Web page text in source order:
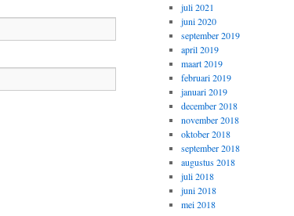
juli 2021
juni 2020
september 2019
april 2019
maart 2019
februari 2019
januari 2019
december 2018
november 2018
oktober 2018
september 2018
augustus 2018
juli 2018
juni 2018
mei 2018